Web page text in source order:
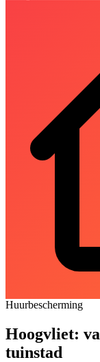
Huurbescherming
Hoogvliet:
tuinstad